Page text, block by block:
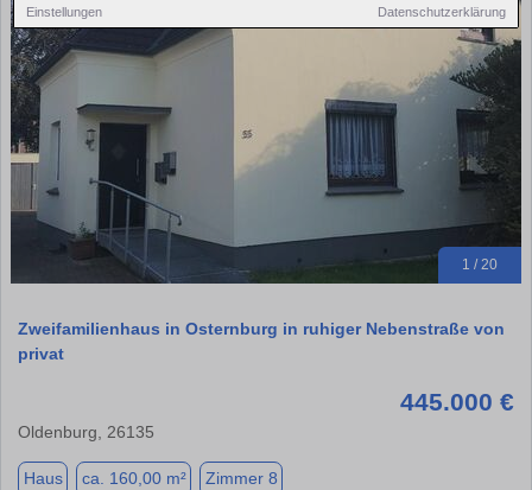
Einstellungen Datenschutzerklärung
1 / 20
Zweifamilienhaus in Osternburg in ruhiger Nebenstraße von
privat
445.000 €
Oldenburg, 26135
Haus ca. 160,00 m² Zimmer 8